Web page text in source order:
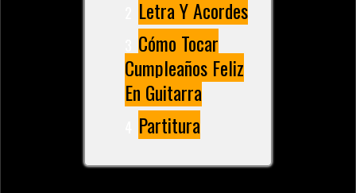
Letra Y Acordes
Cómo Tocar
Cumpleaños Feliz
En Guitarra
Partitura